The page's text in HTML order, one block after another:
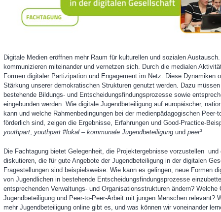
DigitaleMedien eröffnenmehr Raum für kulturell en und sozialenAustausc h.
kommunizierenmiteinander und vernetzensic h. Durc hdie medialenAktivitä
Formen digitaler Partizipation und Engagementim Netz. Diese Dynami ken
Stärkung unserer demokratischen Strukturen genutzt werden. Dazu müssen
bestehendeBildungs- und Entscheidungsfindungsprozesse sowie entsprec
eingebundenwerden. Wie digitale Jugend beteiligung auf europäischer, natio
kann und welcheRahmenbedingungen bei der medienpädagogischen Peer-t
förderlich sind, zeigendie Ergebnisse, Erfahrungen und Good-Practice-Beis
youthpart, youthpart #lokal – kommunale Jugendbeteiligung und peer³
Die Fachtagung bietet Gelegenheit, die Projektergebnisse vorzustellen und
diskutieren, die für gute Angebote der Jugendbeteiligungin der digitalen Ges
Fragestellungen sind beispielsweise: Wie kann es gelingen, neue Formen
vonJugendlichenin bestehende Entscheidungsfindungsprozesse einzub
entsprechendenVerwaltungs- und Organisationsstrukturen ändern?Welche
Jugendbeteiligung undPeer-to-Peer-Arbeit mit jungenMenschenrelevant?
mehr Jugendbeteiligung online gibt es, und was können wir voneinander